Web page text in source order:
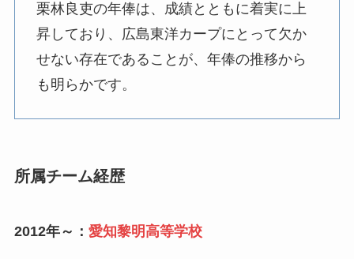
栗林良吏の年俸は、成績とともに着実に上
昇しており、広島東洋カープにとって欠か
せない存在であることが、年俸の推移から
も明らかです。
所属チーム経歴
2012年～： 愛知黎明高等学校